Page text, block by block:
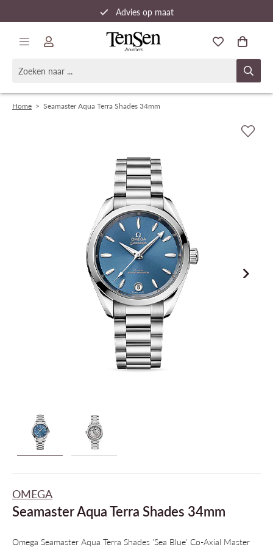
Advies op maat
Snelle verzending
Home > Seamaster Aqua Terra Shades 34mm
OMEGA
Seamaster Aqua Terra Shades 34mm
Omega Seamaster Aqua Terra Shades 'Sea Blue' Co-Axial Master